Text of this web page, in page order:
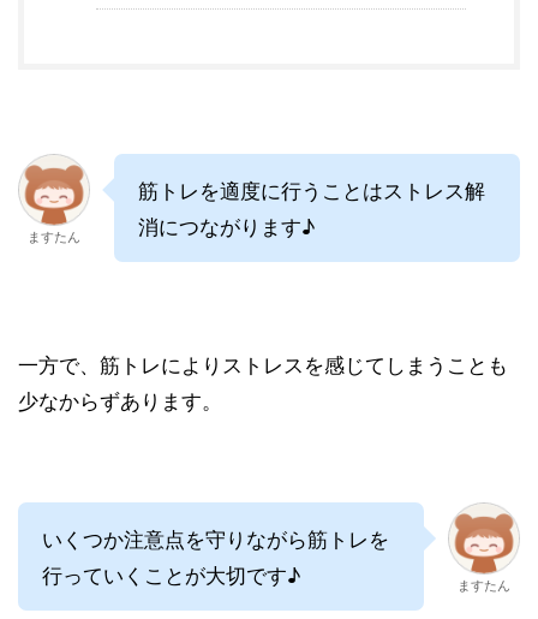
ますたん
筋トレを適度に行うことはストレス解
消につながります♪
一方で、筋トレによりストレスを感じてしまうことも
少なからずあります。
いくつか注意点を守りながら筋トレを
行っていくことが大切です♪
ますたん